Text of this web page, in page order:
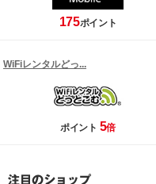
175ポイント
WiFiレンタルどっ...
ポイント 5倍